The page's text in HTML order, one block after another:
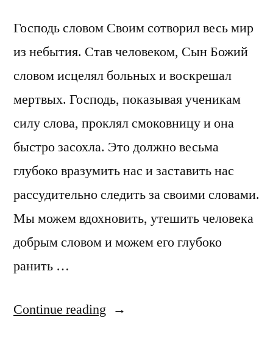
Господь словом Своим сотворил весь мир
из небытия. Став человеком, Сын Божий
словом исцелял больных и воскрешал
мертвых. Господь, показывая ученикам
силу слова, проклял смоковницу и она
быстро засохла. Это должно весьма
глубоко вразумить нас и заставить нас
рассудительно следить за своими словами.
Мы можем вдохновить, утешить человека
добрым словом и можем его глубоко
ранить …
Continue reading “О